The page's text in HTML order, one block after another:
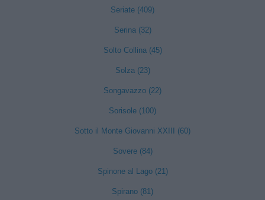
Seriate (409)
Serina (32)
Solto Collina (45)
Solza (23)
Songavazzo (22)
Sorisole (100)
Sotto il Monte Giovanni XXIII (60)
Sovere (84)
Spinone al Lago (21)
Spirano (81)